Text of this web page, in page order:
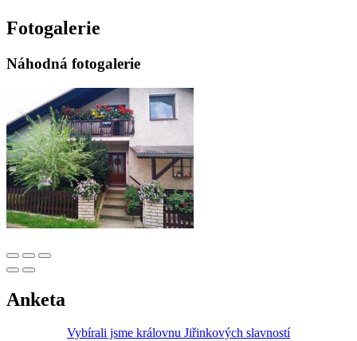
Fotogalerie
Náhodná fotogalerie
Anketa
Vybírali jsme královnu Jiřinkových slavností